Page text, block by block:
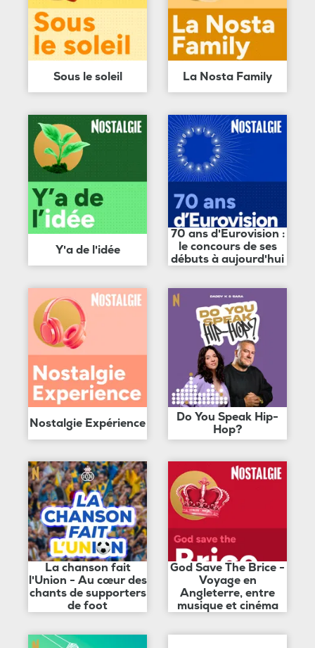
Sous le soleil La Nosta Family
Y'a de l'idée
70 ans d'Eurovision :
le concours de ses
débuts à aujourd'hui
Nostalgie Expérience
Do You Speak Hip-
Hop?
La chanson fait
l'Union - Au cœur des
chants de supporters
de foot
God Save The Brice -
Voyage en
Angleterre, entre
musique et cinéma